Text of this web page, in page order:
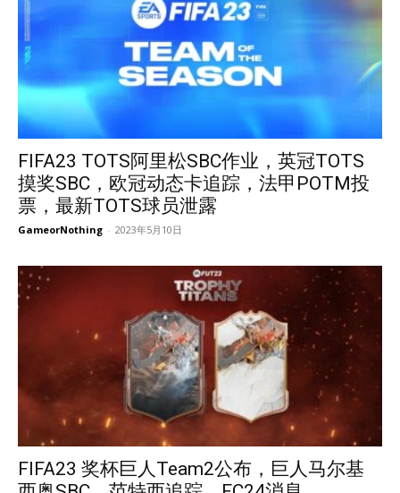
FIFA23 TOTS阿里松SBC作业，英冠TOTS
摸奖SBC，欧冠动态卡追踪，法甲POTM投
票，最新TOTS球员泄露
GameorNothing - 2023年5月10日
FIFA23 奖杯巨人Team2公布，巨人马尔基